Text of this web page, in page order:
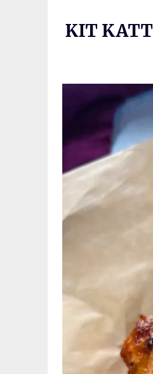
KIT KATT